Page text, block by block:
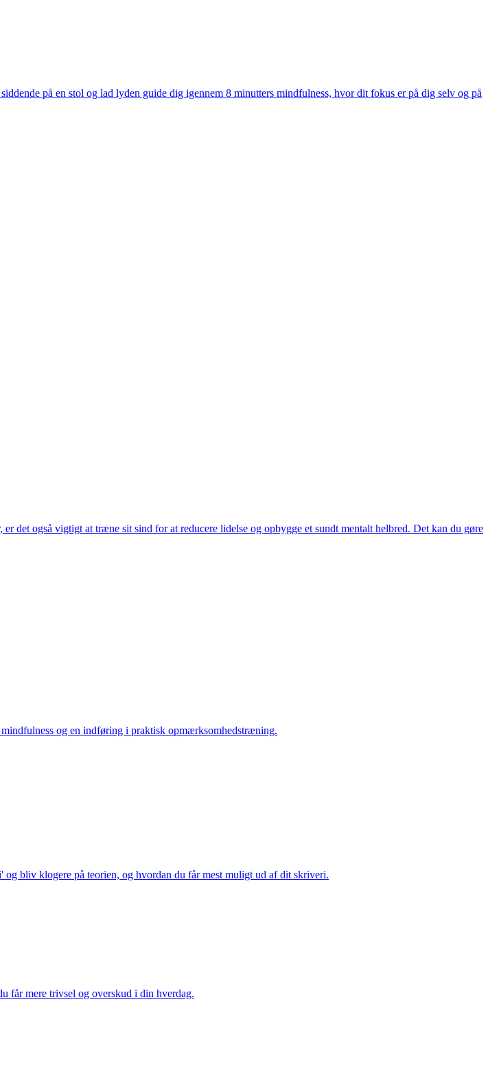
på en stol og lad lyden guide dig igennem 8 minutters mindfulness, hvor dit fokus er på dig selv og på
det også vigtigt at træne sit sind for at reducere lidelse og opbygge et sundt mentalt helbred. Det kan du gøre
og en indføring i praktisk opmærksomhedstræning.
bliv klogere på teorien, og hvordan du får mest muligt ud af dit skriveri.
får mere trivsel og overskud i din hverdag.